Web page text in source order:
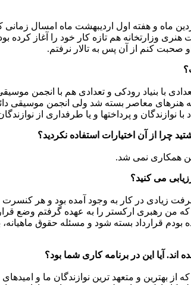
ماه و هفته اول اردیبهشت ماه امسال
وزارتخانه هم تازه کار خود را آغاز
صحبت کنم از آن پس به تالار نرفتم.
با بنیاد رودکی و تعدادی هم با انجمن
نوازندگان و پرداختها و یا طرفداری از
چرا از آن اختیارات استفاده نکردید؟
من همکاری نمی شد.
می کنید؟
زیادی در کار به وجود آمده بود و هر
که من رهبری ارکستر را به عهده گرفتم وضع
در مجموع تعداد آنها را به ۸۳ نفر رسانده بودم قرارداد
آیا این در برنامه کاری شما بود؟
نفر از نوازندگان جوان که از بهترین و متعهد ترین